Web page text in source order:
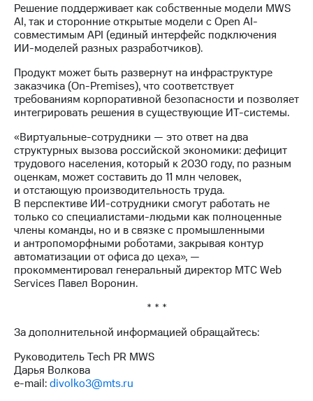
акций
Описание
Программа
приобретения
Порядок
выкупа
акций
Дивиденды
Рынок
облигаций
Описание
Еврооблигации-2023
Уведомление
о
погашении
именных
облигаций
Другое
развитие
этика
На главную
Решение поддерживает как собственные модели MWS
AI, так и сторонние открытые модели с Open AI-
совместимым API (единый интерфейс подключения
ИИ-моделей разных разработчиков).
Продукт может быть развернут на инфраструктуре
заказчика (On-Premises), что соответствует
требованиям корпоративной безопасности и позволяет
интегрировать решения в существующие ИТ-системы.
«Виртуальные-сотрудники — это ответ на два
структурных вызова российской экономики: дефицит
трудового населения, который к 2030 году, по разным
оценкам, может составить до 11 млн человек,
и отстающую производительность труда.
В перспективе ИИ-сотрудники смогут работать не
только со специалистами-людьми как полноценные
члены команды, но и в связке с промышленными
и антропоморфными роботами, закрывая контур
автоматизации от офиса до цеха», —
прокомментировал генеральный директор МТС Web
Services Павел Воронин.
* * *
За дополнительной информацией обращайтесь:
Руководитель Tech PR MWS
Дарья Волкова
e-mail:divolko3@mts.ru